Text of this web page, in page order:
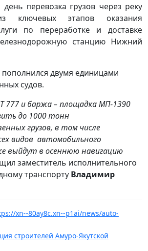
перевозка грузов через реку
ключевых этапов оказания
по переработке и доставке
станцию Нижний
двумя единицами
судов.
777 и баржа – площадка МП-1390
до 1000 тонн
грузов, в том числе
видов автомобильного
выйдут в осеннюю навигацию
заместитель исполнительного
транспорту Владимир
xn--80ay8c.xn--p1ai/news/auto-
строителей Амуро-Якутской